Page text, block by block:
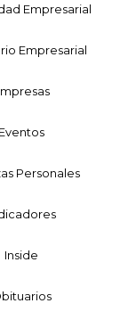
Empresarial
Empresarial
Eventos
Personales
Inside